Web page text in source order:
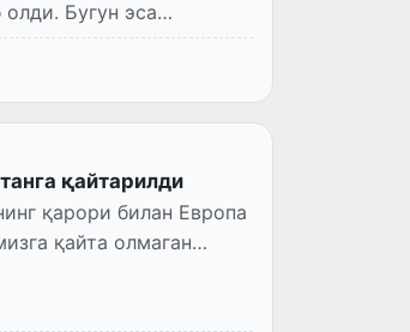
Бугун эса
қайтарилди
қарори билан Европа
қайта олмаган